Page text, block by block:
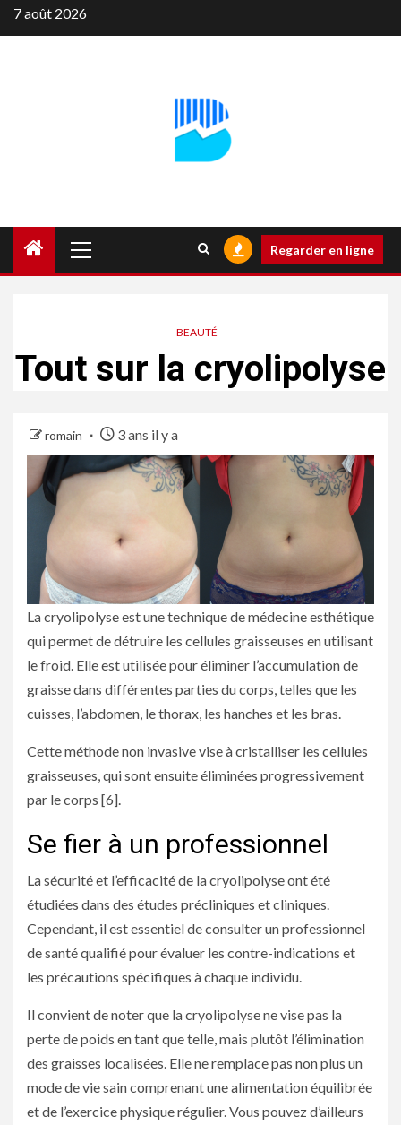
Aller
au
7 août 2026
principal
Regarder en ligne
BEAUTÉ
Tout sur la cryolipolyse
romain 3 ans il y a
La cryolipolyse est une technique de médecine esthétique
qui permet de détruire les cellules graisseuses en utilisant
le froid. Elle est utilisée pour éliminer l’accumulation de
graisse dans différentes parties du corps, telles que les
cuisses, l’abdomen, le thorax, les hanches et les bras.
Cette méthode non invasive vise à cristalliser les cellules
graisseuses, qui sont ensuite éliminées progressivement
par le corps [6].
Se fier à un professionnel
La sécurité et l’efficacité de la cryolipolyse ont été
étudiées dans des études précliniques et cliniques.
Cependant, il est essentiel de consulter un professionnel
de santé qualifié pour évaluer les contre-indications et
les précautions spécifiques à chaque individu.
Il convient de noter que la cryolipolyse ne vise pas la
perte de poids en tant que telle, mais plutôt l’élimination
des graisses localisées. Elle ne remplace pas non plus un
mode de vie sain comprenant une alimentation équilibrée
et de l’exercice physique régulier. Vous pouvez d’ailleurs